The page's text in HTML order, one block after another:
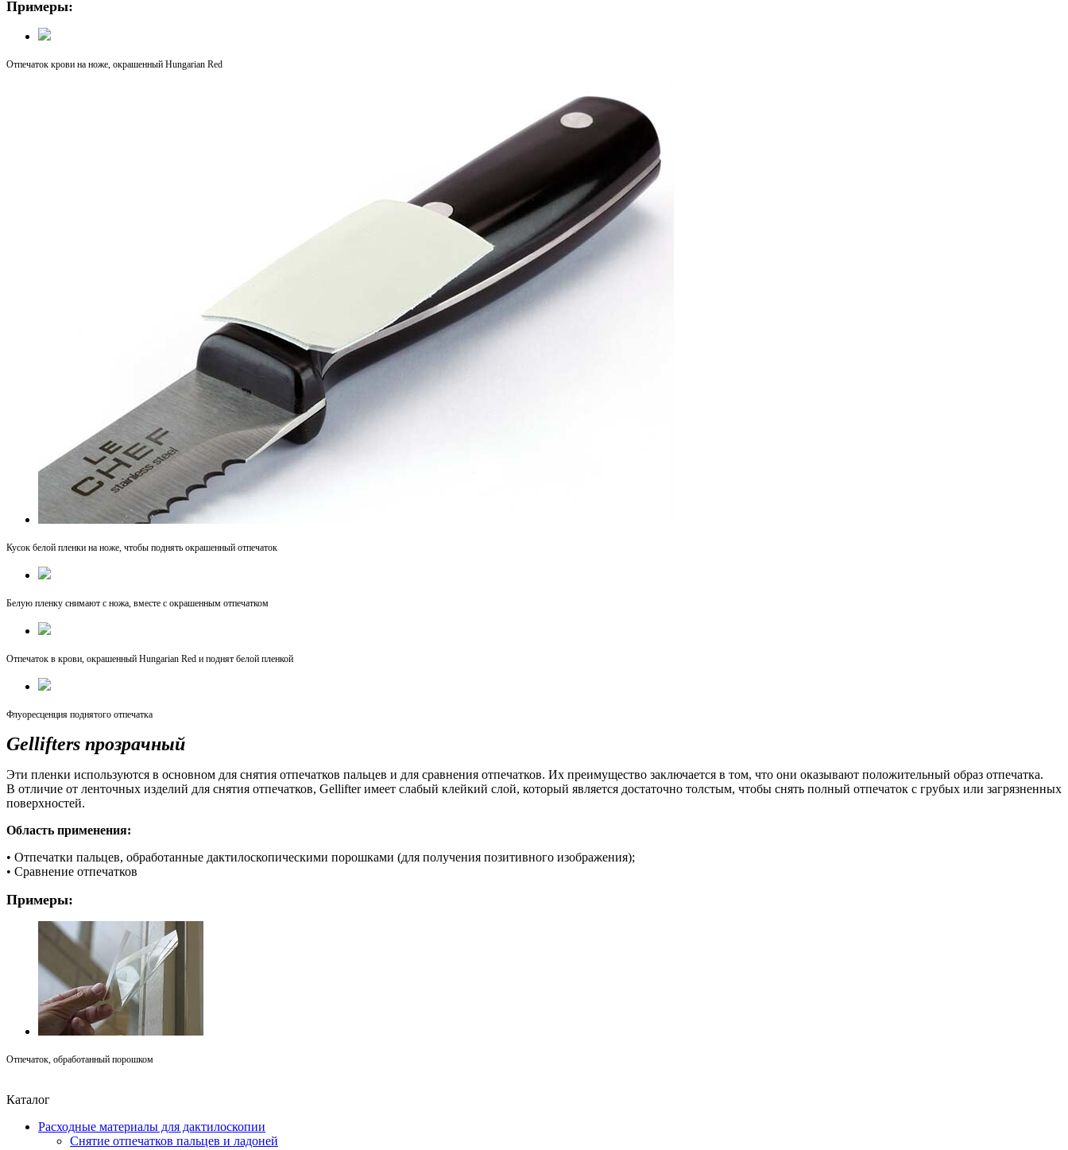
Примеры:
Отпечаток крови на ноже, окрашенный Hungarian Red
Кусок белой пленки на ноже, чтобы поднять окрашенный отпечаток
Белую пленку снимают с ножа, вместе с окрашенным отпечатком
Отпечаток в крови, окрашенный Hungarian Red и поднят белой пленкой
Флуоресценция поднятого отпечатка
Gellifters прозрачный
Эти пленки используются в основном для снятия отпечатков пальцев и для сравнения отпечатков. Их преимущество заключается в том, что они оказывают положительный образ отпечатка.
В отличие от ленточных изделий для снятия отпечатков, Gellifter имеет слабый клейкий слой, который является достаточно толстым, чтобы снять полный отпечаток с грубых или загрязненных
поверхностей.
Область применения:
• Отпечатки пальцев, обработанные дактилоскопическими порошками (для получения позитивного изображения);
• Сравнение отпечатков
Примеры:
Отпечаток, обработанный порошком
Каталог
Расходные материалы для дактилоскопии
Снятие отпечатков пальцев и ладоней